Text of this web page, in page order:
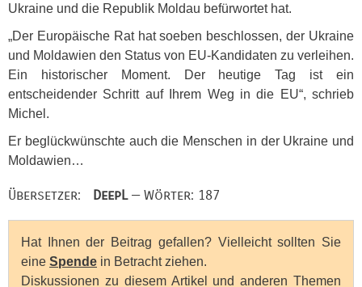
Ukraine und die Republik Moldau befürwortet hat.
„Der Europäische Rat hat soeben beschlossen, der Ukraine
und Moldawien den Status von EU-Kandidaten zu verleihen.
Ein historischer Moment. Der heutige Tag ist ein
entscheidender Schritt auf Ihrem Weg in die EU“, schrieb
Michel.
Er beglückwünschte auch die Menschen in der Ukraine und
Moldawien…
Übersetzer: DeepL— Wörter: 187
Hat Ihnen der Beitrag gefallen? Vielleicht sollten Sie
eine Spende in Betracht ziehen.
Diskussionen zu diesem Artikel und anderen Themen